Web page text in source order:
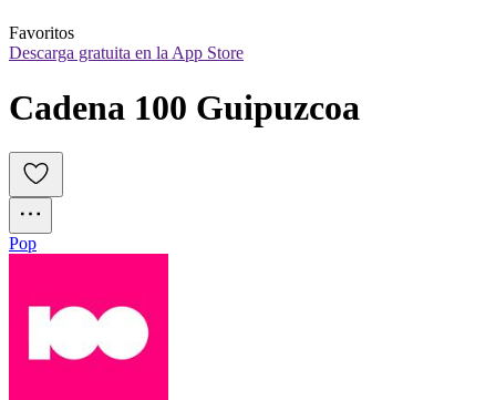
Favoritos
Descarga gratuita en la App Store
Cadena 100 Guipuzcoa
Pop